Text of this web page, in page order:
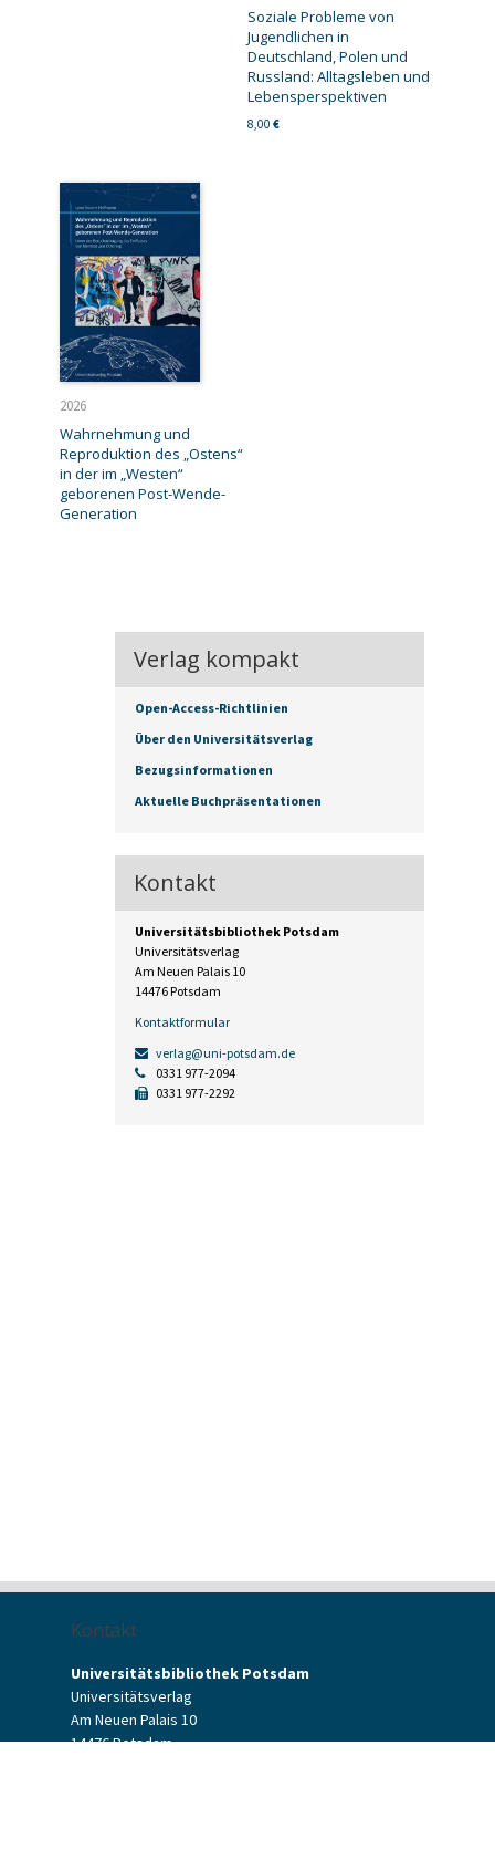
Soziale Probleme von
Jugendlichen in
Deutschland, Polen und
Russland: Alltagsleben und
Lebensperspektiven
8,00 €
2026
Wahrnehmung und
Reproduktion des „Ostens“
in der im „Westen“
geborenen Post-Wende-
Generation
Verlag kompakt
Open-Access-Richtlinien
Über den Universitätsverlag
Bezugsinformationen
Aktuelle Buchpräsentationen
Kontakt
Universitätsbibliothek Potsdam
Universitätsverlag
Am Neuen Palais 10
14476 Potsdam
Kontaktformular
verlag@uni-potsdam.de
0331 977-2094
0331 977-2292
Kontakt
Universitätsbibliothek Potsdam
Universitätsverlag
Am Neuen Palais 10
14476 Potsdam